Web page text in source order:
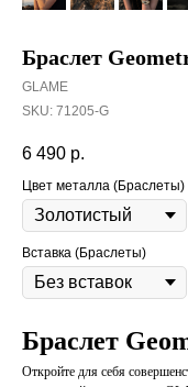
Браслет
GLAME
SKU: 71205-G
6 490 р.
Цвет металла (Браслеты)
Вставка (Браслеты)
Браслет
Откройте для себя